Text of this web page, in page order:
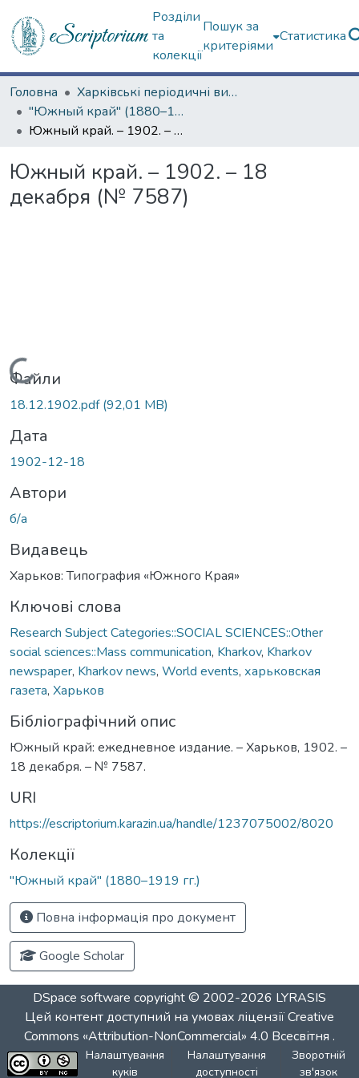
Розділи
та
колекції
Пошук за
критеріями
Статистика
Головна
Харківські періодичні видання
"Южный край" (1880–1919 гг.)
Южный край. – 1902. – 18 декабря (№ 7587)
Южный край. – 1902. – 18
декабря (№ 7587)
Вантажиться...
Файли
18.12.1902.pdf(92,01 MB)
Дата
1902-12-18
Автори
б/а
Видавець
Харьков: Типография «Южного Края»
Ключові слова
Research Subject Categories::SOCIAL SCIENCES::Other
social sciences::Mass communication, Kharkov, Kharkov
newspaper, Kharkov news, World events, харьковская
газета, Харьков
Бібліографічний опис
Южный край: ежедневное издание. – Харьков, 1902. –
18 декабря. – № 7587.
URI
https://escriptorium.karazin.ua/handle/1237075002/8020
Колекції
"Южный край" (1880–1919 гг.)
Повна інформація про документ
Google Scholar
DSpace software copyright © 2002-2026 LYRASIS
Цей контент доступний на умовах ліцензіїCreative
Commons «Attribution-NonCommercial» 4.0 Всесвітня .
Налаштування
куків
Налаштування
доступності
Зворотній
зв'язок